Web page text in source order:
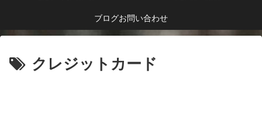
ブログお問い合わせ
クレジットカード